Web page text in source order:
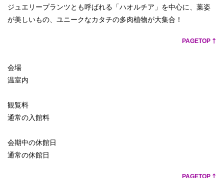
ジュエリープランツとも呼ばれる「ハオルチア」を中心に、葉姿
が美しいもの、ユニークなカタチの多肉植物が大集合！
PAGETOP
会場
温室内
観覧料
通常の入館料
会期中の休館日
通常の休館日
PAGETOP